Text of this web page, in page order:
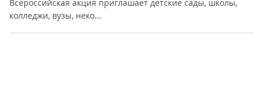
Всероссийская акция приглашает детские сады, школы,
колледжи, вузы, неко...